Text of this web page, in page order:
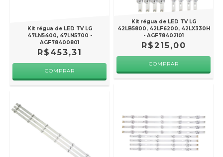
Kit régua de LED TV LG
47LN5400, 47LN5700 -
AGF78400801
R$453,31
Kit régua de LED TV LG
42LB5800, 42LF6200, 42LX330H
- AGF78402101
R$215,00